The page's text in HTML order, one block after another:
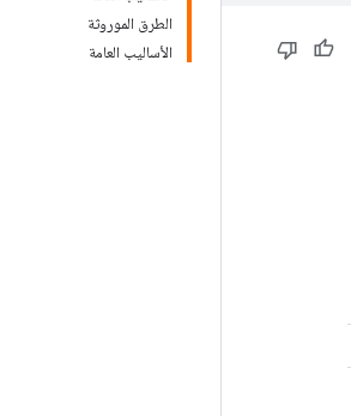
الطرق الموروثة
الأساليب العامة